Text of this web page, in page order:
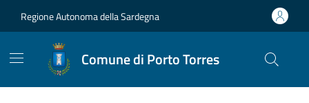
Regione Autonoma della Sardegna
Comune di Porto Torres